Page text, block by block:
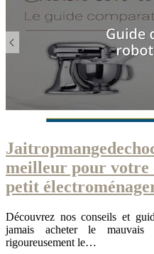
meilleur pour votre
petit
Découvrez nos conseils et
jamais acheter le mauvais
rigoureusement le…